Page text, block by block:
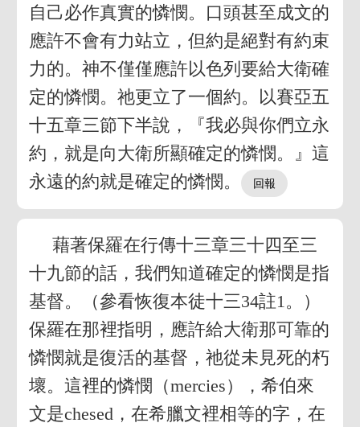
自己必作真實的憐憫。口頭甚至成文的
應許不會有力站立，但約是絕對有約束
力的。神不僅僅應許以色列要給大衛確
定的憐憫。祂更立了一個約。以賽亞五
十五章三節下半說，『我必與你們立永
約，就是向大衛所顯確定的憐憫。』這
永遠的約就是確定的憐憫。
藉著保羅在行傳十三章三十四至三
十九節的話，我們知道確定的憐憫是指
基督。（參看恢復本徒十三34註1。）
保羅在那裡指明，應許給大衛那可靠的
憐憫就是復活的基督，祂從未見死的朽
壞。這裡的憐憫（mercies），希伯來
文是chesed，在希臘文裡相等的字，在